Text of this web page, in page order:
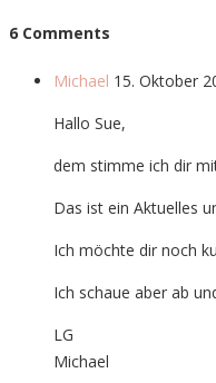
6 Comments
Michael 15. Oktober
Hallo Sue,
dem stimme ich dir
Das ist ein Aktuelles
Ich möchte dir noch
Ich schaue aber ab
LG
Michael